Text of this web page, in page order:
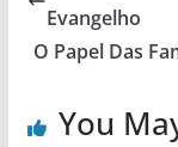
Evangelho
O Papel Das
You